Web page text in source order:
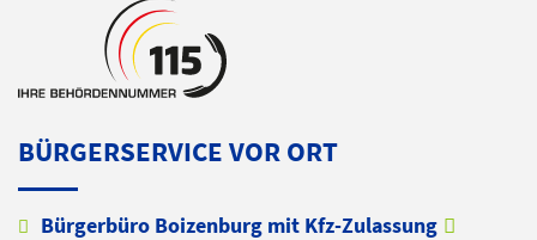
BÜRGERSERVICE VOR ORT
Bürgerbüro Boizenburg mit Kfz-Zulassung